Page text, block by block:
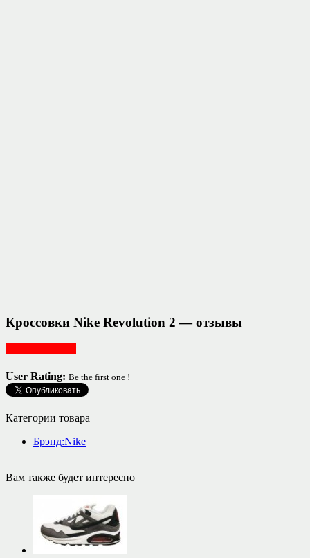
Кроссовки Nike Revolution 2 — отзывы
User Rating: Be the first one !
Категории товара
Брэнд:Nike
Вам также будет интересно